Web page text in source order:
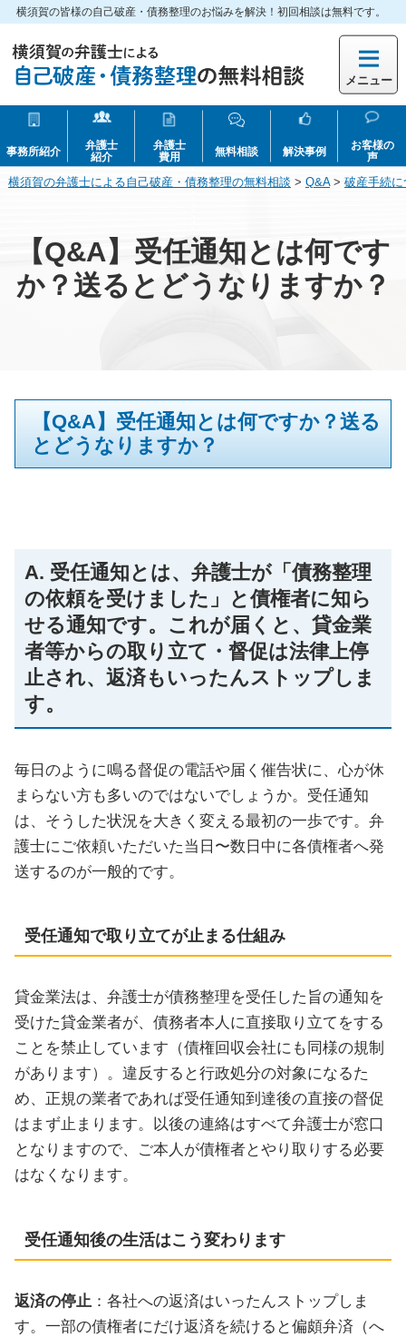
横須賀の皆様の自己破産・債務整理のお悩みを解決！初回相談は無料です。
メニュー
事務所紹介
弁護士
紹介
弁護士
費用
無料相談 解決事例
お客様の
声
横須賀の弁護士による自己破産・債務整理の無料相談 > Q&A> 破産手続に
【Q&A】受任通知とは何です
か？送るとどうなりますか？
【Q&A】受任通知とは何ですか？送る
とどうなりますか？
A. 受任通知とは、弁護士が「債務整理
の依頼を受けました」と債権者に知ら
せる通知です。これが届くと、貸金業
者等からの取り立て・督促は法律上停
止され、返済もいったんストップしま
す。
毎日のように鳴る督促の電話や届く催告状に、心が休
まらない方も多いのではないでしょうか。受任通知
は、そうした状況を大きく変える最初の一歩です。弁
護士にご依頼いただいた当日〜数日中に各債権者へ発
送するのが一般的です。
受任通知で取り立てが止まる仕組み
貸金業法は、弁護士が債務整理を受任した旨の通知を
受けた貸金業者が、債務者本人に直接取り立てをする
ことを禁止しています（債権回収会社にも同様の規制
があります）。違反すると行政処分の対象になるた
め、正規の業者であれば受任通知到達後の直接の督促
はまず止まります。以後の連絡はすべて弁護士が窓口
となりますので、ご本人が債権者とやり取りする必要
はなくなります。
受任通知後の生活はこう変わります
返済の停止：各社への返済はいったんストップしま
す。一部の債権者にだけ返済を続けると偏頗弁済（へ